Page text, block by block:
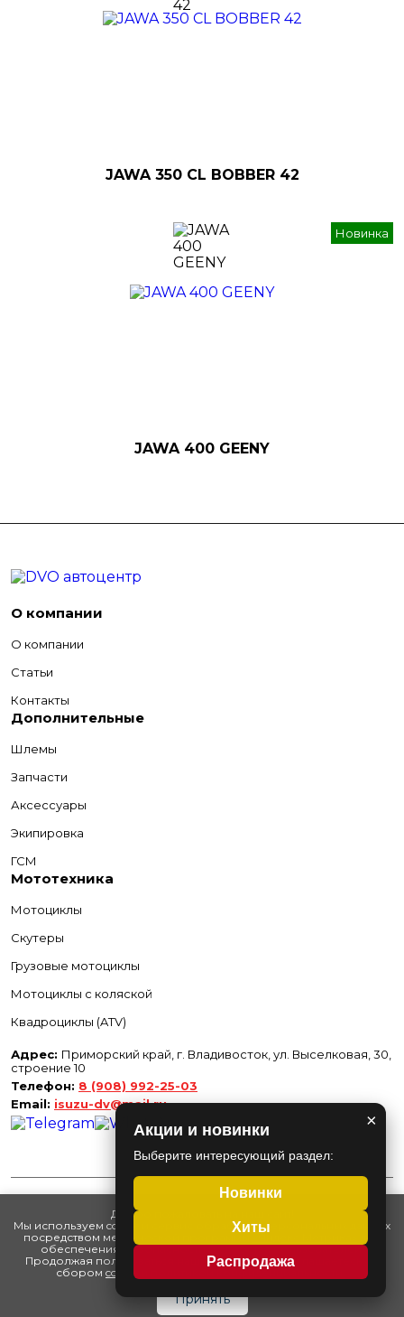
JAWA 350 CL BOBBER 42
Новинка
JAWA 400 GEENY
О компании
О компании
Статьи
Контакты
Дополнительные
Шлемы
Запчасти
Аксессуары
Экипировка
ГСМ
Мототехника
Мотоциклы
Скутеры
Грузовые мотоциклы
Мотоциклы с коляской
Квадроциклы (ATV)
Адрес: Приморский край, г. Владивосток, ул. Выселковая, 30,
строение 10
Телефон: 8 (908) 992-25-03
Email: isuzu-dv@mail.ru
©2026ООО "Исузу Приморье"
Сайт разработан -РА Аврора
Политика конфиденциальности
Обработка cookie
Добро пожаловать на наш сайт!
Мы используем cookie и сервис обработки персональных данных
посредством метрической программы
для
обеспечения безопасности и удобства пользователей.
Продолжая пользоваться нашим сайтом, вы соглашаетесь со
сбором cookie политикой конфиденциальности.
Принять
×
Акции и новинки
Выберите интересующий раздел:
Новинки
Хиты
Распродажа